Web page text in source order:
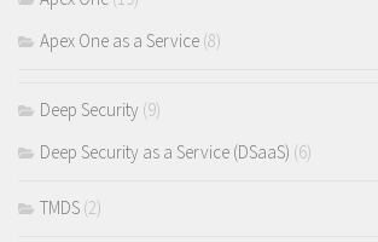
Apex One as a Service (8)
Deep Security (9)
Deep Security as a Service (DSaaS) (6)
TMDS (2)